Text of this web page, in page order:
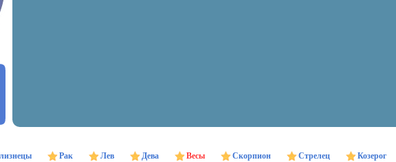
Рак Лев Дева Весы Скорпион Стрелец
Козерог